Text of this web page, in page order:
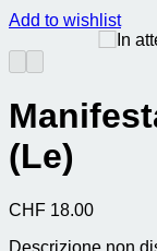
Add to wishlist
(Le)
CHF 18.00
Descrizione non